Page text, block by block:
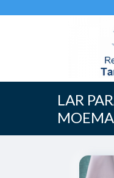
LAR
MOEMA